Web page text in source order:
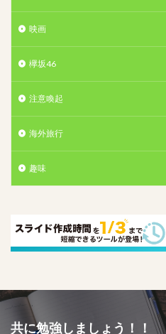
映画
欅坂46
注意喚起
海外旅行
趣味
共に勉強しましょう！！